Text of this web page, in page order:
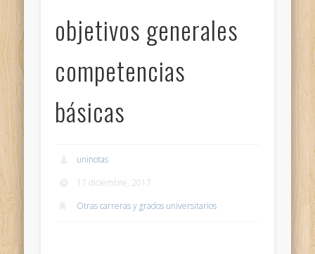
objetivos generales
competencias
básicas
uninotas
17 diciembre, 2017
Otras carreras y grados universitarios